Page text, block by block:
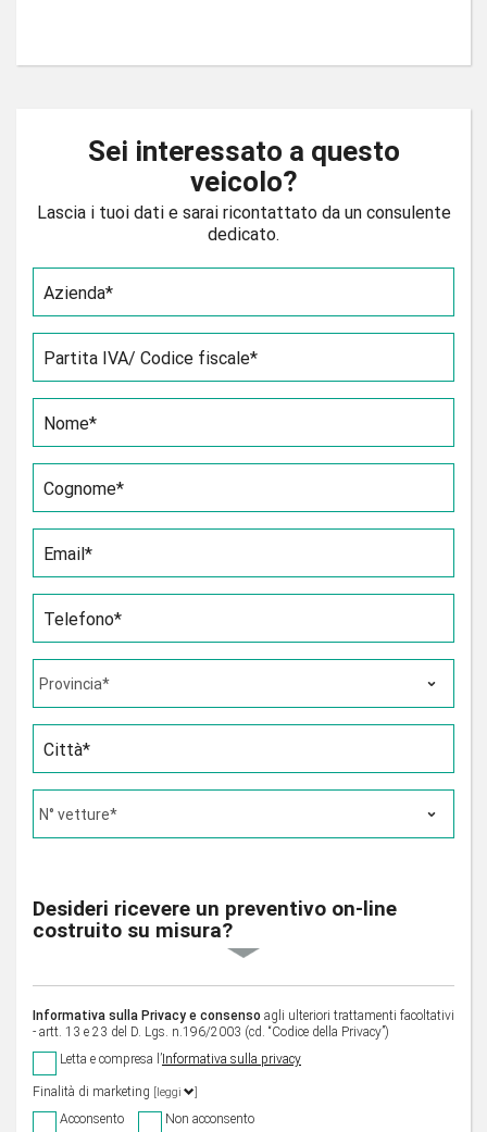
Sei interessato a questo
veicolo?
Lascia i tuoi dati e sarai ricontattato da un consulente
dedicato.
Azienda*
Partita IVA/ Codice fiscale*
Nome*
Cognome*
Email*
Telefono*
Città*
Desideri ricevere un preventivo on-line
costruito su misura?
Informativa sulla Privacy e consenso agli ulteriori trattamenti facoltativi
- artt. 13 e 23 del D. Lgs. n.196/2003 (cd. “Codice della Privacy”)
Letta e compresa l’ Informativa sulla privacy
Finalità di marketing [leggi
Acconsento Non acconsento